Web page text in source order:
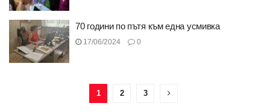
70 години по пътя към една усмивка
17/06/2024 0
1 2 3